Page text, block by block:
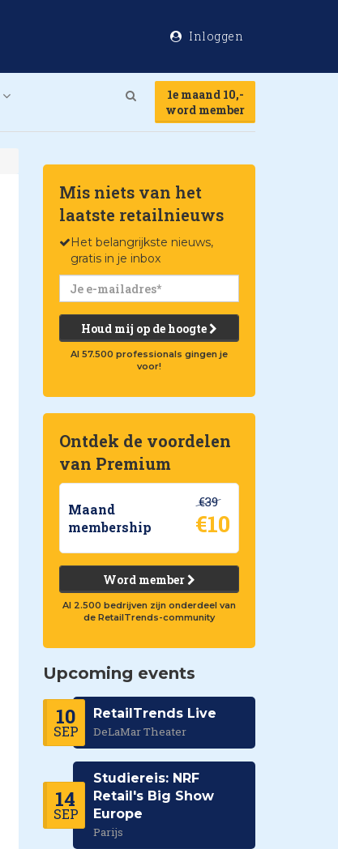
Inloggen
1e maand 10,-
word member
Mis niets van het
laatste retailnieuws
Het belangrijkste nieuws,
gratis in je inbox
Houd mij op de hoogte
Al 57.500 professionals gingen je
voor!
Ontdek de voordelen
van Premium
Maand
membership
€39
€10
Word member
Al 2.500 bedrijven zijn onderdeel van
de RetailTrends-community
Upcoming events
10
SEP
RetailTrends Live
DeLaMar Theater
14
SEP
Studiereis: NRF
Retail's Big Show
Europe
Parijs